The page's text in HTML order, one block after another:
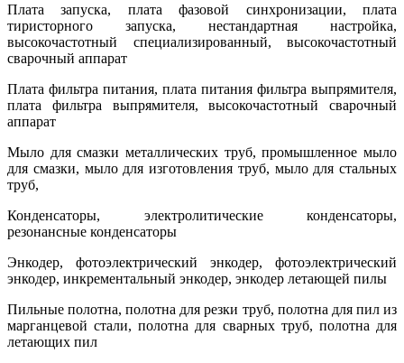
Плата запуска, плата фазовой синхронизации, плата
тиристорного запуска, нестандартная настройка,
высокочастотный специализированный, высокочастотный
сварочный аппарат
Плата фильтра питания, плата питания фильтра выпрямителя,
плата фильтра выпрямителя, высокочастотный сварочный
аппарат
Мыло для смазки металлических труб, промышленное мыло
для смазки, мыло для изготовления труб, мыло для стальных
труб,
Конденсаторы, электролитические конденсаторы,
резонансные конденсаторы
Энкодер, фотоэлектрический энкодер, фотоэлектрический
энкодер, инкрементальный энкодер, энкодер летающей пилы
Пильные полотна, полотна для резки труб, полотна для пил из
марганцевой стали, полотна для сварных труб, полотна для
летающих пил